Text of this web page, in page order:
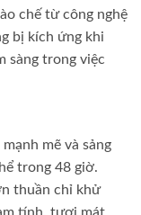
chế từ công nghệ
bị kích ứng khi
sàng trong việc
mẽ và sảng
trong 48 giờ.
thuần chỉ khử